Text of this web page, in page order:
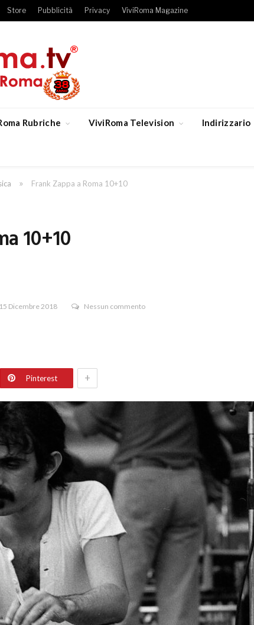
Store Pubblicità Privacy ViviRoma Magazine
Rubriche ViviRoma Television Indirizzario
» Frank Zappa a Roma 10+10
10+10
15 Dicembre 2018 Nessun commento
Pinterest +